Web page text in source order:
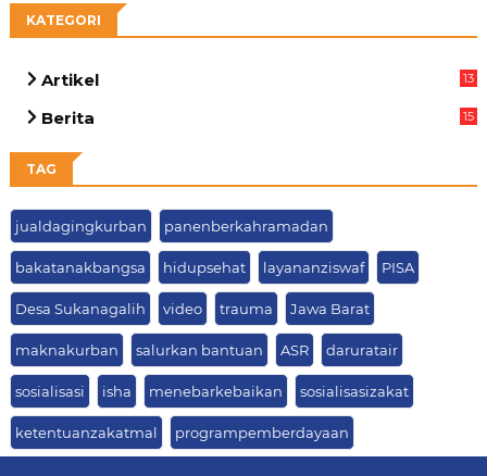
KATEGORI
Artikel
13
Berita
15
TAG
jualdagingkurban panenberkahramadan
bakatanakbangsa hidupsehat layananziswaf PISA
Desa Sukanagalih video trauma Jawa Barat
maknakurban salurkan bantuan ASR daruratair
sosialisasi isha menebarkebaikan sosialisasizakat
ketentuanzakatmal programpemberdayaan